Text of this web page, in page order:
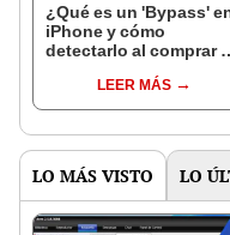
¿Qué es un 'Bypass'
iPhone y cómo
detectarlo al comprar
LEER MÁS
LO MÁS VISTO LO